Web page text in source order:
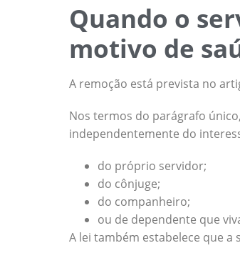
Quando o
motivo de
A remoção está prevista no
Nos termos do parágrafo
independentemente do
do próprio servidor;
do cônjuge;
do companheiro;
ou de dependente que
A lei também estabelece que